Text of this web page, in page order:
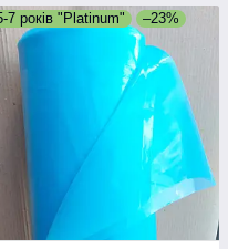
7 років "Platinum" –23%